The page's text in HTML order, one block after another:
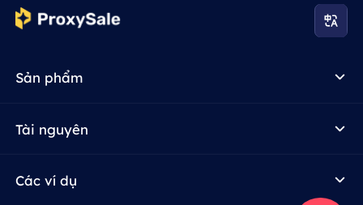
Sản phẩm
Tài nguyên
Các ví dụ